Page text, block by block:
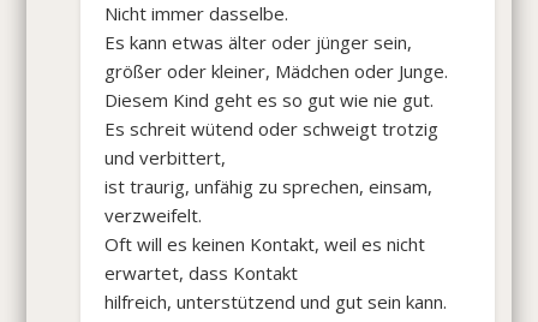
Nicht immer dasselbe.
Es kann etwas älter oder jünger sein,
größer oder kleiner, Mädchen oder Junge.
Diesem Kind geht es so gut wie nie gut.
Es schreit wütend oder schweigt trotzig
und verbittert,
ist traurig, unfähig zu sprechen, einsam,
verzweifelt.
Oft will es keinen Kontakt, weil es nicht
erwartet, dass Kontakt
hilfreich, unterstützend und gut sein kann.